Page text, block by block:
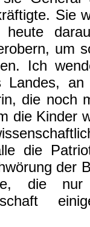
Sie
heute
um
Ich
Landes,
die noch
die Kinder
die
der
die